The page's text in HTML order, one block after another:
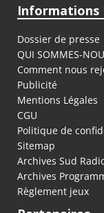
Informations
Dossier de presse
QUI SOMMES-
Comment nous
Publicité
Mentions Légales
CGU
Politique de
Sitemap
Archives Sud
Archives
Règlement jeux